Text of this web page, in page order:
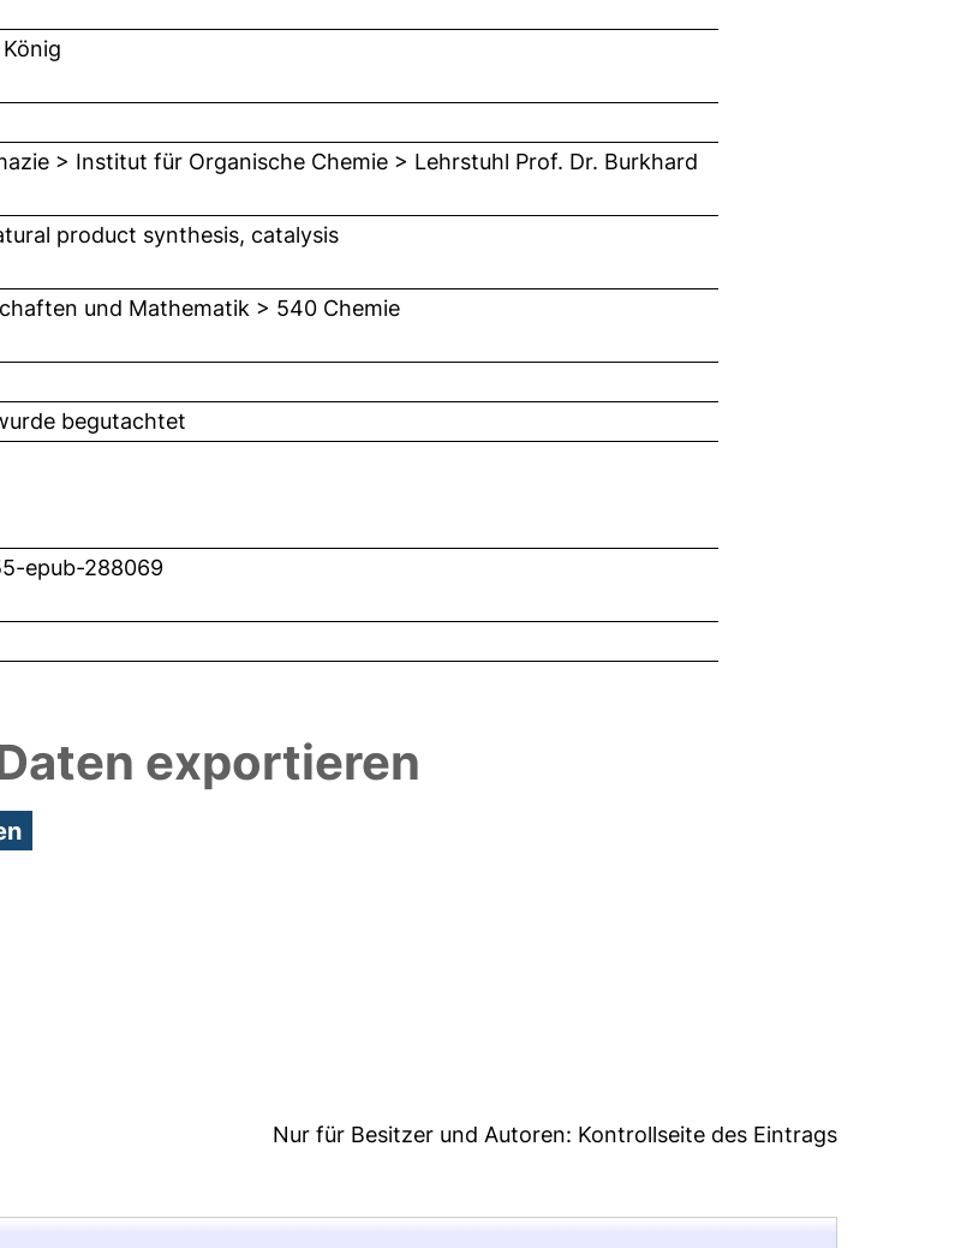
> Institut für Organische Chemie > Lehrstuhl Prof. Dr. Burkhard
product synthesis, catalysis
und Mathematik > 540 Chemie
begutachtet
epub-288069
exportieren
Nur für Besitzer und Autoren: Kontrollseite des Eintrags